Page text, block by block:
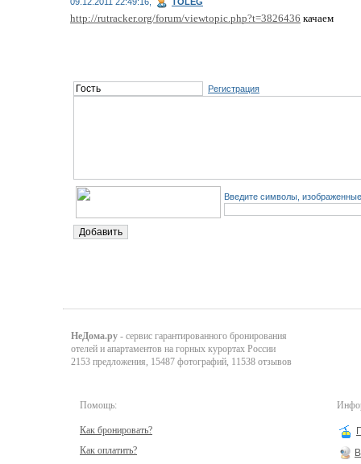
http://rutracker.org/forum/viewtopic.php?t=3826436 качаем
Регистрация
Введите символы,
НеДома.ру - сервис гарантированного бронирования
отелей и апартаментов на горных курортах России
2153 предложения, 15487 фотографий, 11538 отзывов
Помощь:
Как бронировать?
Как оплатить?